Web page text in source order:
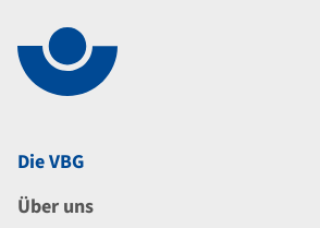
Die VBG
Über uns